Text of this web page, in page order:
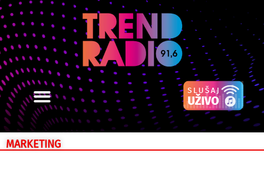
MARKETING